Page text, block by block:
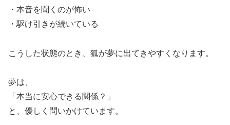
・本音を聞くのが怖い
・駆け引きが続いている
こうした状態のとき、狐が夢に出てきやすくなります。
夢は、
「本当に安心できる関係？」
と、優しく問いかけています。